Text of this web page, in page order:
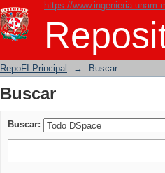
https://
Buscar
RepoFI Principal → Buscar
Buscar
Buscar: